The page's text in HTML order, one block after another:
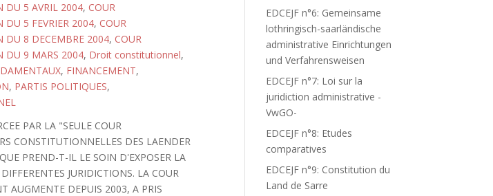
DU 5 AVRIL 2004, COUR
DU 5 FEVRIER 2004, COUR
DU 8 DECEMBRE 2004, COUR
DU 9 MARS 2004, Droit constitutionnel,
, FINANCEMENT,
, PARTIS POLITIQUES,
PAR LA "SEULE COUR
CONSTITUTIONNELLES DES LAENDER
PREND-T-IL LE SOIN D'EXPOSER LA
JURIDICTIONS. LA COUR
AUGMENTE DEPUIS 2003, A PRIS
EDCEJF n°6: Gemeinsame
lothringisch-saarländische
administrative Einrichtungen
und Verfahrensweisen
EDCEJF n°7: Loi sur la
juridiction administrative -
VwGO-
EDCEJF n°8: Etudes
comparatives
EDCEJF n°9: Constitution du
Land de Sarre